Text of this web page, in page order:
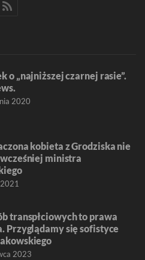
o „najniższej czarnej rasie”.
2020
kobieta z Grodziska nie
wcześniej ministra
transpłciowych to prawa
Przyglądamy się sofistyce
2023